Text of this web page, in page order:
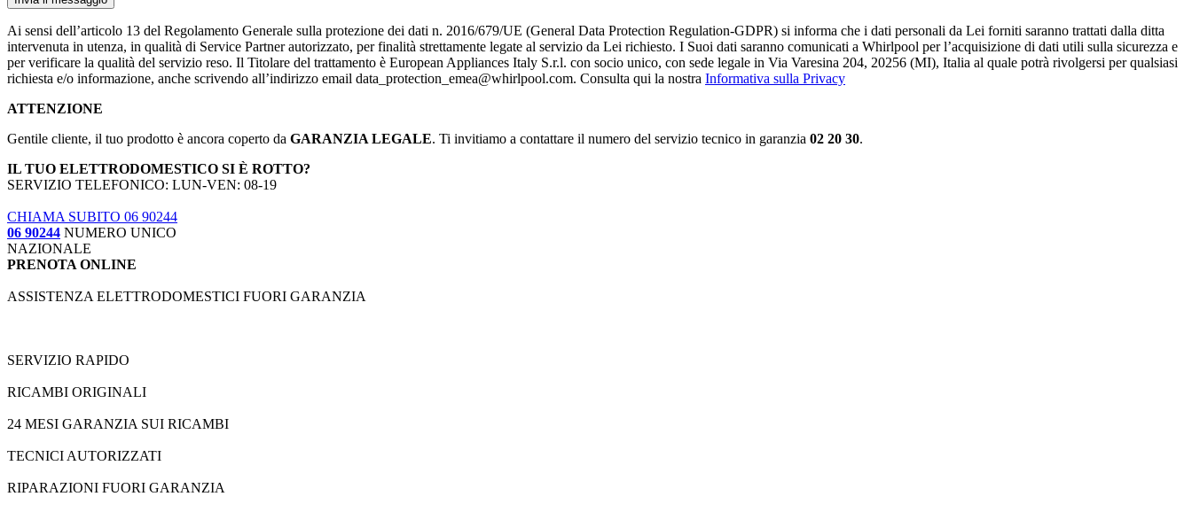
Ai sensi dell’articolo 13 del Regolamento Generale sulla protezione dei dati n. 2016/679/UE (General Data Protection Regulation-GDPR) si informa che i dati personali da Lei forniti saranno​ trattati dalla ditta
intervenuta in utenza,​ in qualità di Service Partner autorizzato, per finalità strettamente legate al servizio da Lei richiesto. I S​uoi dati saranno comunicati a Whirlpool per l’acquisizione di dati utili sulla sicurezza e
per verificare la qualità del servizio reso. Il Titolare del trattamento è European Appliances Italy S.r.l. con socio unico, con sede legale in Via Varesina 204, 20256 (MI), Italia al quale potrà rivolgersi per qualsiasi
richiesta e/o informazione, anche scrivendo all’indirizzo email data_protection_emea@whirlpool.com. Consulta qui la nostra Informativa sulla Privacy
ATTENZIONE
Gentile cliente, il tuo prodotto è ancora coperto da GARANZIA LEGALE. Ti invitiamo a contattare il numero del servizio tecnico in garanzia 02 20 30.
IL TUO ELETTRODOMESTICO SI È ROTTO?
SERVIZIO TELEFONICO: LUN-VEN: 08-19
CHIAMA SUBITO 06 90244
06 90244 NUMERO UNICO
NAZIONALE
PRENOTA ONLINE
ASSISTENZA ELETTRODOMESTICI FUORI GARANZIA
SERVIZIO RAPIDO
RICAMBI ORIGINALI
24 MESI GARANZIA SUI RICAMBI
TECNICI AUTORIZZATI
RIPARAZIONI FUORI GARANZIA